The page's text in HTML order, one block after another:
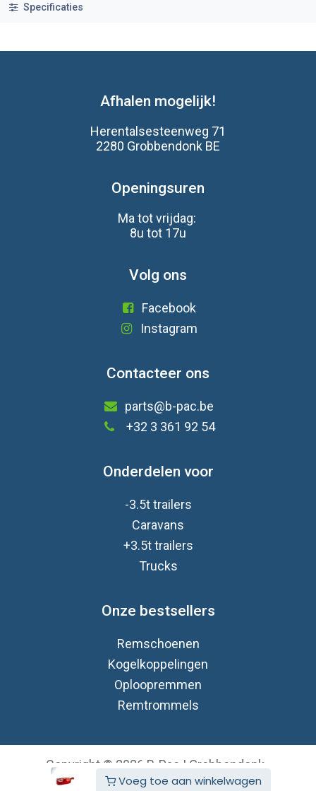
Voeg toe aan winkelwagen
Specificaties
Afhalen mogelijk!
Herentalsesteenweg 71
2280 Grobbendonk BE
Openingsuren
Ma tot vrijdag:
8u tot 17u
Volg ons
Facebook
Instagram
Contacteer ons
parts@b-pac.be
+32 3 361 92 54
Onderdelen voor
-3.5t trailers
Caravans
+3.5t trailers
Trucks
Onze bestsellers
Remschoenen
Kogelkoppelingen
Oploopremmen
Remtrommels
Copyright © 2026 B-Pac | Grobbendonk
Nederlands (BE)